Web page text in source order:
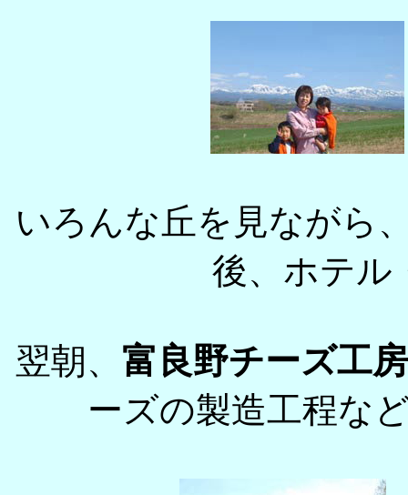
いろんな丘を見ながら
後、ホテル
翌朝、 富良野チーズ工房
ーズの製造工程な